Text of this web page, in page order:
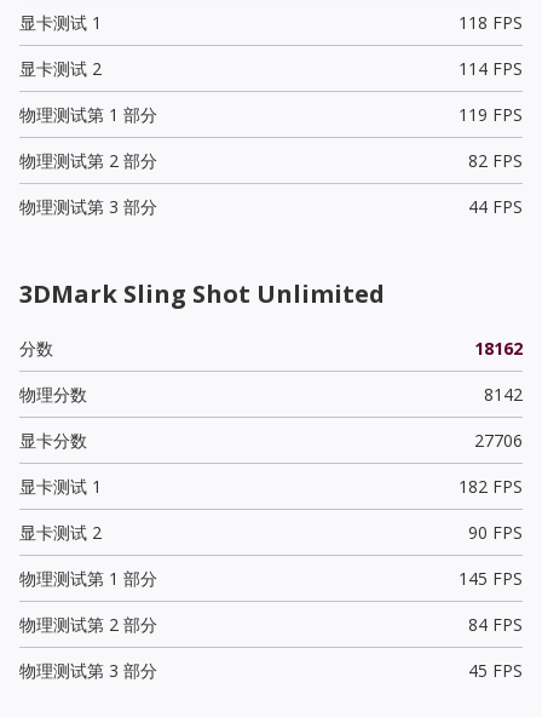
显卡测试 1
118 FPS
显卡测试 2
114 FPS
物理测试第 1 部分
119 FPS
物理测试第 2 部分
82 FPS
物理测试第 3 部分
44 FPS
3DMark Sling Shot Unlimited
分数
18162
物理分数
8142
显卡分数
27706
显卡测试 1
182 FPS
显卡测试 2
90 FPS
物理测试第 1 部分
145 FPS
物理测试第 2 部分
84 FPS
物理测试第 3 部分
45 FPS